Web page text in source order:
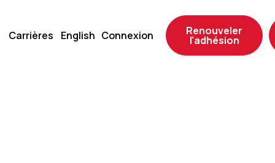
Carrières English Connexion Renouveler
l'adhésion